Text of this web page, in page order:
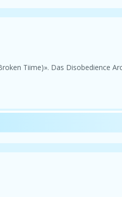
Tiime)». Das Disobedience